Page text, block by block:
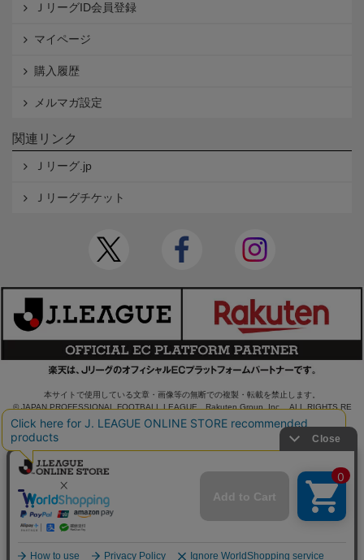
ＪリーグID会員登録
マイページ
購入履歴
メルマガ設定
関連リンク
Ｊリーグ.jp
Ｊリーグチケット
本サイトで使用している文章・画像等の無断での複製・転載を禁止します。
© JAPAN PROFESSIONAL FOOTBALL LEAGUE Rakuten Group, Inc. ALL RIGHTS RE
SERVED.